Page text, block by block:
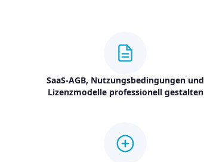
SaaS-AGB, Nutzungsbedingungen und
Lizenzmodelle professionell gestalten